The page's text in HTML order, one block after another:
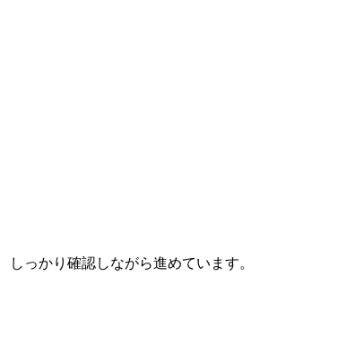
っかり確認しながら進めています。